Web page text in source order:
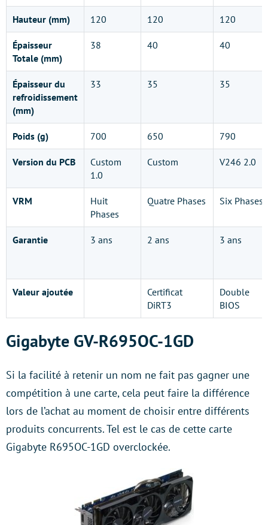
Hauteur (mm) 120 120 120
Épaisseur
Totale (mm)
38 40 40
Épaisseur du
refroidissement
(mm)
33 35 35
Poids (g) 700 650 790
Version du PCB
Custom
1.0
Custom V246 2.0
VRM
Huit
Phases
Quatre Phases Six Phases
Garantie 3 ans 2 ans 3 ans
Valeur ajoutée
Certificat
DiRT3
Double
BIOS
Gigabyte GV-R695OC-1GD
Si la facilité à retenir un nom ne fait pas gagner une
compétition à une carte, cela peut faire la différence
lors de l’achat au moment de choisir entre différents
produits concurrents. Tel est le cas de cette carte
Gigabyte R695OC-1GD overclockée.